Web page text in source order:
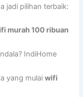
jadi pilihan terbaik:
murah 100 ribuan
IndiHome
yang mulaiwifi